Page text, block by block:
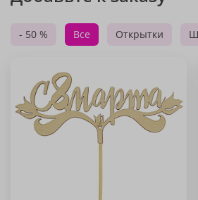
- 50 % Все Открытки